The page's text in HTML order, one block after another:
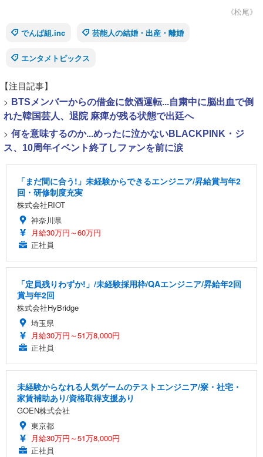
《松尾》
でんぱ組.inc
芸能人の結婚・出産・離婚
エンタメトピックス
【注目記事】
> BTSメンバーからの借金に飲酒運転...自粛中に脳出血で倒
れた韓国芸人、退院 麻痺が残る状態で出廷へ
> 何を意味するのか...めったに泣かないBLACKPINK・ジ
ス、10周年イベント終了しファンを前に涙
「まだ間に合う!」未経験からできるエンジニア/昇給賞与年2
回・研修制度充実
株式会社RIOT
神奈川県
月給30万円～60万円
正社員
「定員残りわずか!」/未経験採用枠/QAエンジニア/昇給年2回
賞与年2回
株式会社HyBridge
埼玉県
月給30万円～51万8,000円
正社員
未経験からなれる人気ゲームのテストエンジニア/寮・社宅・
家賃補助あり/資格取得支援あり
GOEN株式会社
東京都
月給30万円～51万8,000円
正社員